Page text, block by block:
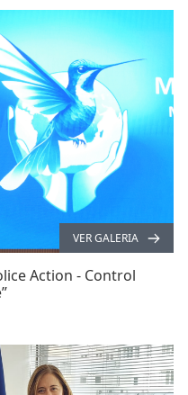
VER GALERIA
Action - Control